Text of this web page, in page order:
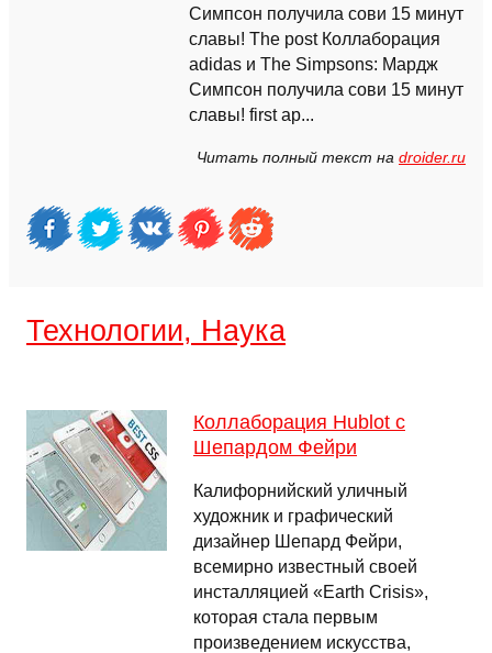
Симпсон получила сови 15 минут
славы! The post Коллаборация
adidas и The Simpsons: Мардж
Симпсон получила сови 15 минут
славы! first ap...
Читать полный текст на droider.ru
Технологии, Наука
Коллаборация Hublot с
Шепардом Фейри
Калифорнийский уличный
художник и графический
дизайнер Шепард Фейри,
всемирно известный своей
инсталляцией «Earth Crisis»,
которая стала первым
произведением искусства,